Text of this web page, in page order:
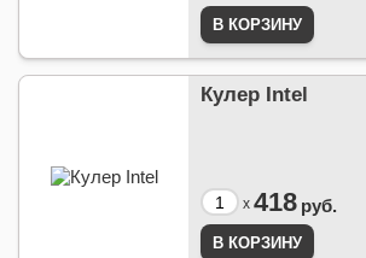
Кулер Intel
x 418 руб.